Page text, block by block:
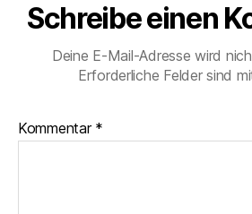
Schreibe einen
Deine E-Mail-Adresse wird
Erforderliche Felder sind
Kommentar *